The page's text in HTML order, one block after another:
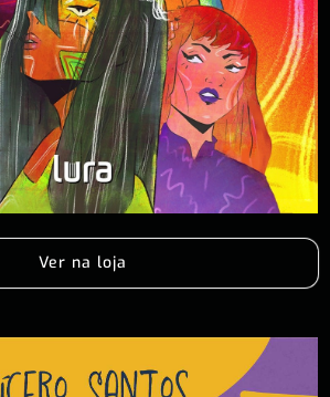
Ver na loja